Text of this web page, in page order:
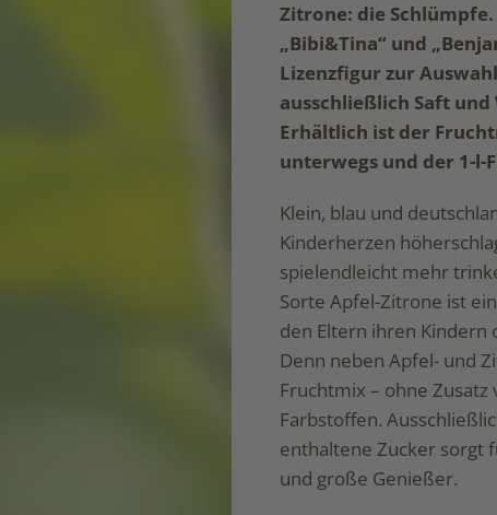
Zitrone: die
„Bibi&Tina“ und
Lizenzfigur zur
ausschließlich Saft und
Erhältlich ist der
unterwegs und der 1-l-
Klein, blau und
Kinderherzen
spielendleicht mehr
Sorte Apfel-Zitrone ist
den Eltern ihren Kindern
Denn neben Apfel- und
Fruchtmix – ohne
Farbstoffen.
enthaltene Zucker sorgt
und große Genießer.